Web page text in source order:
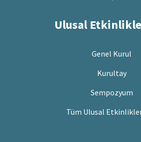
Ulusal
Genel Kurul
Kurultay
Sempozyum
Tüm Ulusal